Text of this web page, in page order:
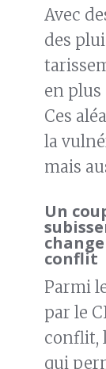
Avec
des
en plus
Ces
la
mais
Un
conflit
Parmi
par le
conflit,
qui